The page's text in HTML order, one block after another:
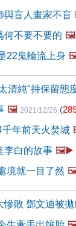
與盲人畫家不盲
何不要不要的 🖼️
22鬼輪流上身
清純"持保留態
🖼️ 2021/12/26 (
年前天火焚城
李白的故事 🖼️▶️
境就一目了然
慘敗 鄧文迪被拋